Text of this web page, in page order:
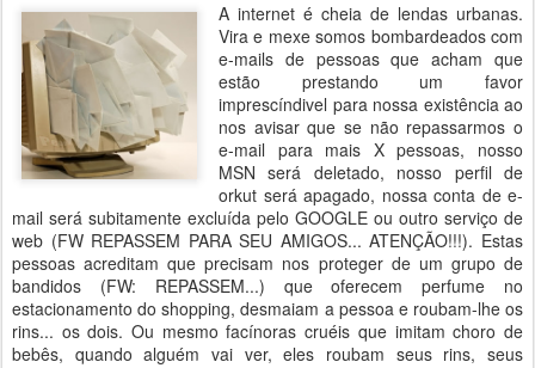
A internet é cheia de lendas urbanas.
Vira e mexe somos bombardeados com
e-mails de pessoas que acham que
estão prestando um favor
imprescíndivel para nossa existência ao
nos avisar que se não repassarmos o
e-mail para mais X pessoas, nosso
MSN será deletado, nosso perfil de
orkut será apagado, nossa conta de e-
mail será subitamente excluída pelo GOOGLE ou outro serviço de
web (FW REPASSEM PARA SEU AMIGOS... ATENÇÃO!!!). Estas
pessoas acreditam que precisam nos proteger de um grupo de
bandidos (FW: REPASSEM...) que oferecem perfume no
estacionamento do shopping, desmaiam a pessoa e roubam-lhe os
rins... os dois. Ou mesmo facínoras cruéis que imitam choro de
bebês, quando alguém vai ver, eles roubam seus rins, seus